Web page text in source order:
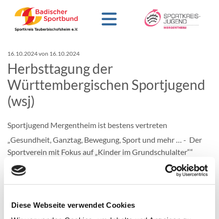
Diese Webseite verwendet Cookies
16.10.2024von 16.10.2024
Herbsttagung der
Württembergischen Sportjugend
(wsj)
Sportjugend Mergentheim ist bestens vertreten
„Gesundheit, Ganztag, Bewegung, Sport und mehr … - Der
Sportverein mit Fokus auf „Kinder im Grundschulalter““
lautete das Thema der diesjährigen Herbsttagung der wsj, die
an der Landessportschule in Albstadt stattfand.
der Sportjugend Mergentheim, Luisa Günther, Theresa